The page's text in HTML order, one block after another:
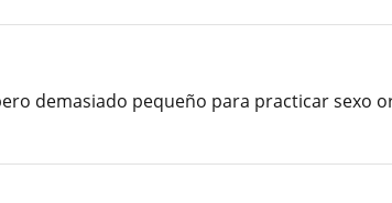
demasiado pequeño para practicar sexo